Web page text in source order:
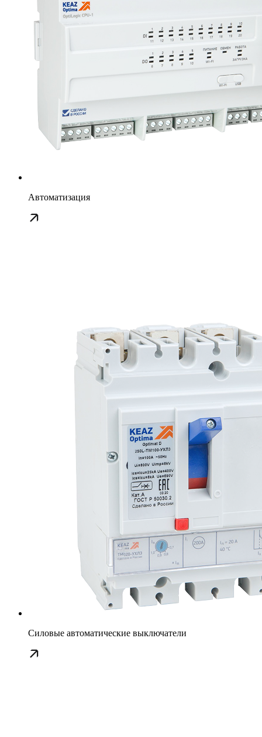
Автоматизация
Силовые автоматические выключатели